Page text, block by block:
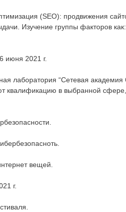
(SEO): продвижения
Изучение группы факторов
июня 2021 г.
лаборатория “Сетевая
квалификацию в выбранной
вещей.
г.